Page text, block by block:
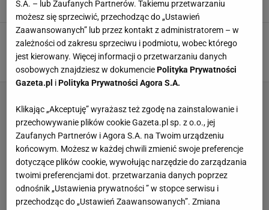
Dominik Stachowiak,16 LIPCA 2026, 11:42
Kiwior robi furorę, a tu takie wieści z Arsenalu.
Żałują odejścia Polaka?
Hubert Pawlik, 29 PAŹDZIERNIKA 2025, 07:18
S.A. – lub Zaufanych Partnerów. Takiemu przetwarzaniu
możesz się sprzeciwić, przechodząc do „Ustawień
Zaawansowanych” lub przez kontakt z administratorem – w
zależności od zakresu sprzeciwu i podmiotu, wobec którego
jest kierowany. Więcej informacji o przetwarzaniu danych
osobowych znajdziesz w dokumenciePolityka Prywatności
Gazeta.pl iPolityka Prywatności Agora S.A.
Klikając „Akceptuję” wyrażasz też zgodę na zainstalowanie i
przechowywanie plików cookie Gazeta.pl sp. z o.o., jej
Zaufanych Partnerów i Agora S.A. na Twoim urządzeniu
końcowym. Możesz w każdej chwili zmienić swoje preferencje
dotyczące plików cookie, wywołując narzędzie do zarządzania
twoimi preferencjami dot. przetwarzania danych poprzez
odnośnik „Ustawienia prywatności ” w stopce serwisu i
przechodząc do „Ustawień Zaawansowanych”. Zmiana